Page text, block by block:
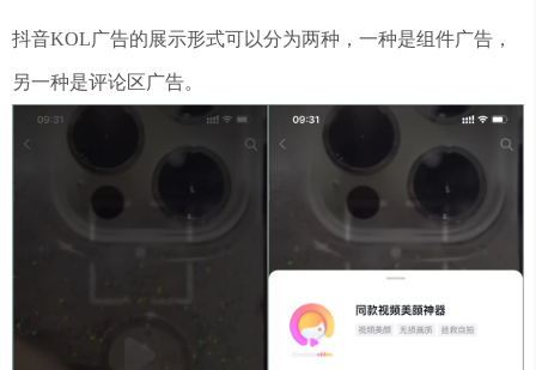
抖音KOL广告的展示形式可以分为两种，一种是组件广告，
另一种是评论区广告。